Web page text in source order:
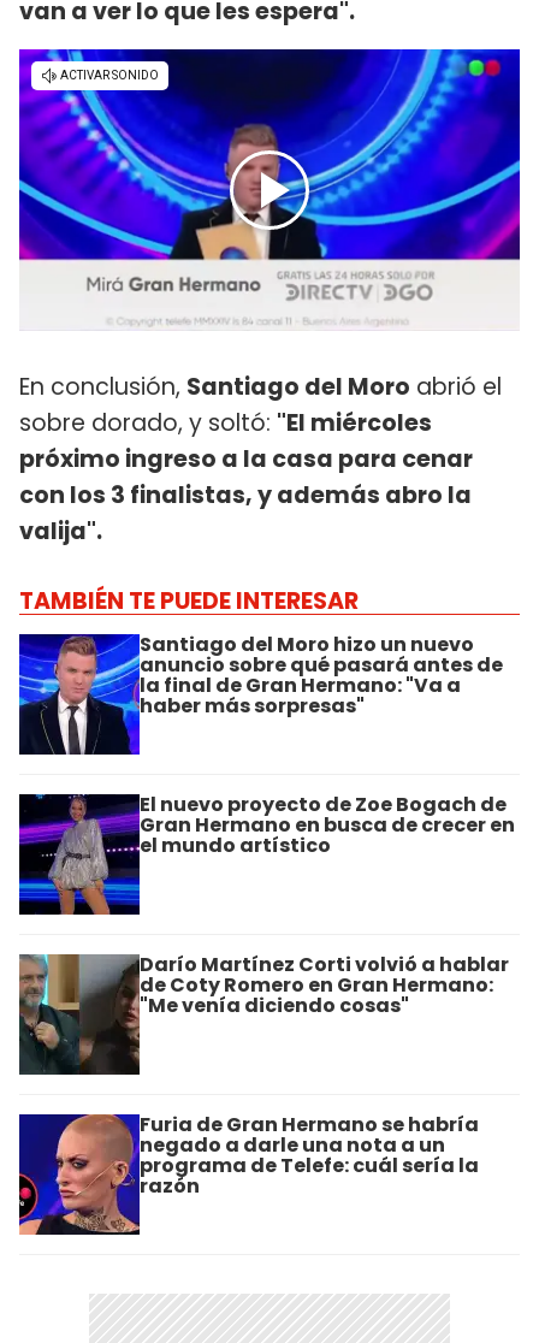
van a ver lo que les espera".
En conclusión, Santiago del Moro abrió el
sobre dorado, y soltó: "El miércoles
próximo ingreso a la casa para cenar
con los 3 finalistas, y además abro la
valija".
TAMBIÉN TE PUEDE INTERESAR
Santiago del Moro hizo un nuevo
anuncio sobre qué pasará antes de
la final de Gran Hermano: "Va a
haber más sorpresas"
El nuevo proyecto de Zoe Bogach de
Gran Hermano en busca de crecer en
el mundo artístico
Darío Martínez Corti volvió a hablar
de Coty Romero en Gran Hermano:
"Me venía diciendo cosas"
Furia de Gran Hermano se habría
negado a darle una nota a un
programa de Telefe: cuál sería la
razón